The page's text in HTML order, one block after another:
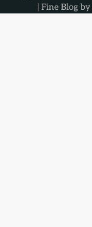
| Fine Blog by